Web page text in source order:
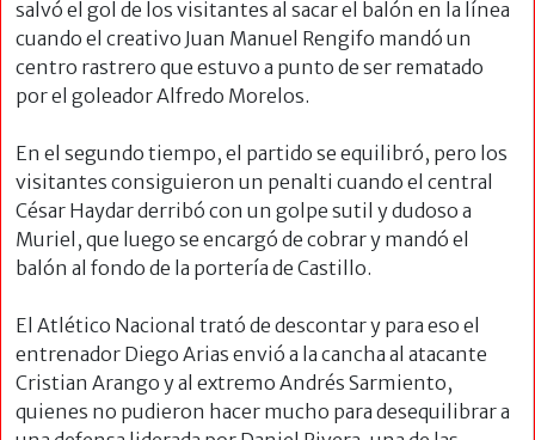
salvó el gol de los visitantes al sacar el balón en la línea
cuando el creativo Juan Manuel Rengifo mandó un
centro rastrero que estuvo a punto de ser rematado
por el goleador Alfredo Morelos.
En el segundo tiempo, el partido se equilibró, pero los
visitantes consiguieron un penalti cuando el central
César Haydar derribó con un golpe sutil y dudoso a
Muriel, que luego se encargó de cobrar y mandó el
balón al fondo de la portería de Castillo.
El Atlético Nacional trató de descontar y para eso el
entrenador Diego Arias envió a la cancha al atacante
Cristian Arango y al extremo Andrés Sarmiento,
quienes no pudieron hacer mucho para desequilibrar a